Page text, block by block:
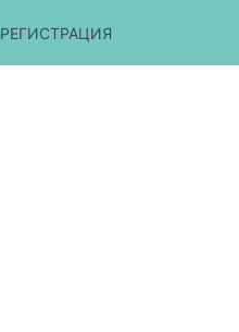
РЕГИСТРАЦИЯ